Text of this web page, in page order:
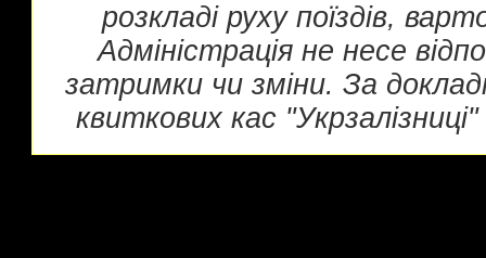
розкладі руху поїздів,
Адміністрація не несе
затримки чи зміни. За
квиткових кас